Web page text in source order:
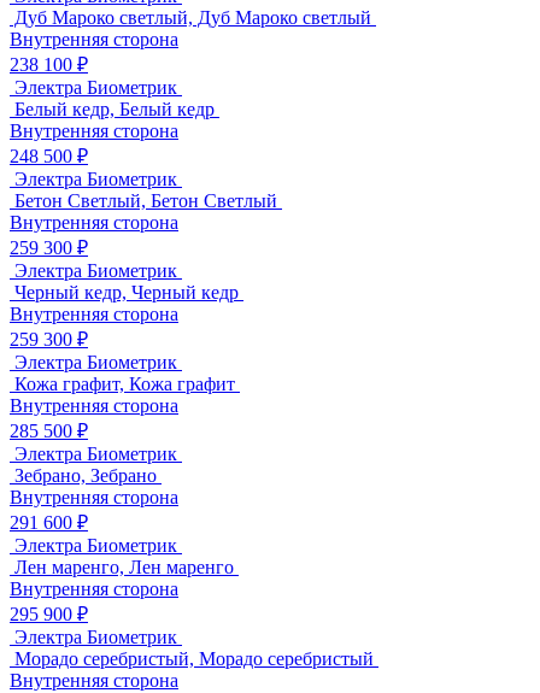
Дуб Мароко светлый, Дуб Мароко светлый
Внутренняя сторона
238 100 ₽
Электра Биометрик
Белый кедр, Белый кедр
Внутренняя сторона
248 500 ₽
Электра Биометрик
Бетон Светлый, Бетон Светлый
Внутренняя сторона
259 300 ₽
Электра Биометрик
Черный кедр, Черный кедр
Внутренняя сторона
259 300 ₽
Электра Биометрик
Кожа графит, Кожа графит
Внутренняя сторона
285 500 ₽
Электра Биометрик
Зебрано, Зебрано
Внутренняя сторона
291 600 ₽
Электра Биометрик
Лен маренго, Лен маренго
Внутренняя сторона
295 900 ₽
Электра Биометрик
Морадо серебристый, Морадо серебристый
Внутренняя сторона